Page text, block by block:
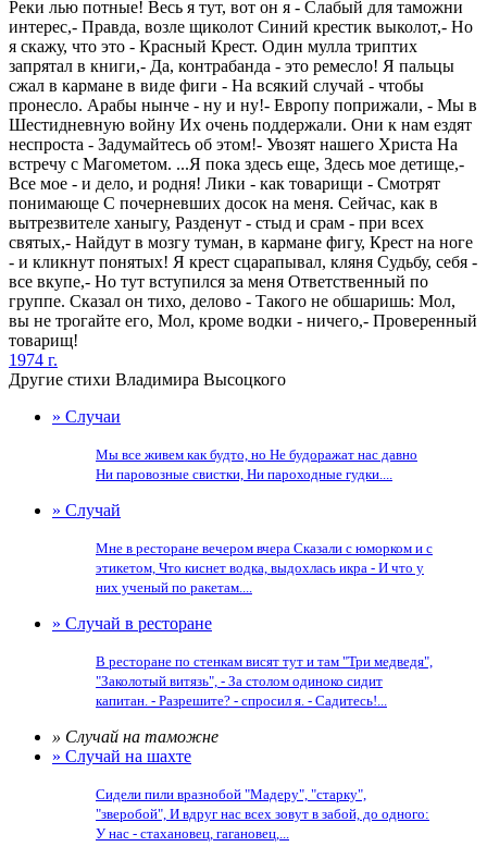
Реки лью потные! Весь я тут, вот он я - Слабый для таможни
интерес,- Правда, возле щиколот Синий крестик выколот,- Но
я скажу, что это - Красный Крест. Один мулла триптих
запрятал в книги,- Да, контрабанда - это ремесло! Я пальцы
сжал в кармане в виде фиги - На всякий случай - чтобы
пронесло. Арабы нынче - ну и ну!- Европу поприжали, - Мы в
Шестидневную войну Их очень поддержали. Они к нам ездят
неспроста - Задумайтесь об этом!- Увозят нашего Христа На
встречу с Магометом. ...Я пока здесь еще, Здесь мое детище,-
Все мое - и дело, и родня! Лики - как товарищи - Смотрят
понимающе С почерневших досок на меня. Сейчас, как в
вытрезвителе ханыгу, Разденут - стыд и срам - при всех
святых,- Найдут в мозгу туман, в кармане фигу, Крест на ноге
- и кликнут понятых! Я крест сцарапывал, кляня Судьбу, себя -
все вкупе,- Но тут вступился за меня Ответственный по
группе. Сказал он тихо, делово - Такого не обшаришь: Мол,
вы не трогайте его, Мол, кроме водки - ничего,- Проверенный
товарищ!
1974 г.
Другие стихи Владимира Высоцкого
» Случаи
Мы все живем как будто, но Не будоражат нас давно
Ни паровозные свистки, Ни пароходные гудки....
» Случай
Мне в ресторане вечером вчера Сказали с юморком и с
этикетом, Что киснет водка, выдохлась икра - И что у
них ученый по ракетам....
» Случай в ресторане
В ресторане по стенкам висят тут и там "Три медведя",
"Заколотый витязь", - За столом одиноко сидит
капитан. - Разрешите? - спросил я. - Садитесь!...
» Случай на таможне
» Случай на шахте
Сидели пили вразнобой "Мадеру", "старку",
"зверобой", И вдруг нас всех зовут в забой, до одного:
У нас - стахановец, гагановец,...